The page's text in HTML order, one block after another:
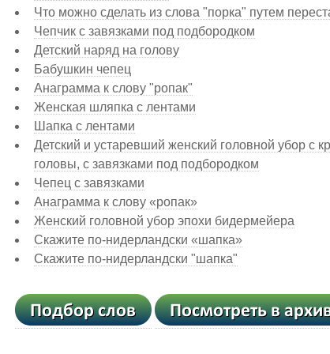
Что можно сделать из слова "порка" путем
Чепчик с завязками под подбородком
Детский наряд на голову
Бабушкин чепец
Анаграмма к слову "ропак"
Женская шляпка с лентами
Шапка с лентами
Детский и устаревший женский головной убор с
головы, с завязками под подбородком
Чепец с завязками
Анаграмма к слову «ропак»
Женский головной убор эпохи бидермейера
Скажите по-нидерландски «шапка»
Скажите по-нидерландски "шапка"